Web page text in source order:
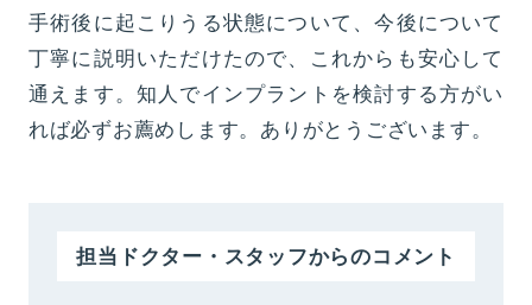
手術後に起こりうる状態について、今後について
丁寧に説明いただけたので、これからも安心して
通えます。知人でインプラントを検討する方がい
れば必ずお薦めします。ありがとうございます。
担当ドクター・スタッフからのコメント